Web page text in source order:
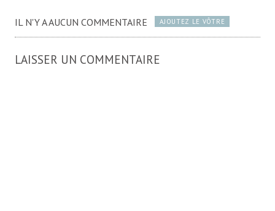
IL N'Y A AUCUN COMMENTAIRE AJOUTEZ LE VÔTRE
LAISSER UN COMMENTAIRE